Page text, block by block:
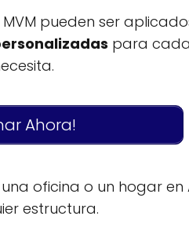
pueden ser
para
Ahora!
oficina o un hogar
estructura.